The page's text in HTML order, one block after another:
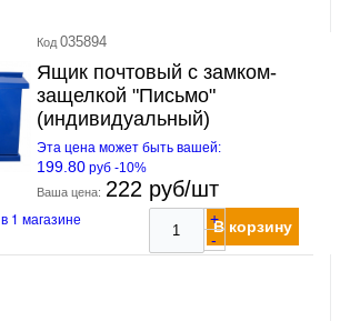
Код 035894
Ящик почтовый с замком-
защелкой "Письмо"
(индивидуальный)
Эта цена может быть вашей:
199.80 руб -10%
Ваша цена: 222 руб/шт
в 1 магазине
+
-
В корзину